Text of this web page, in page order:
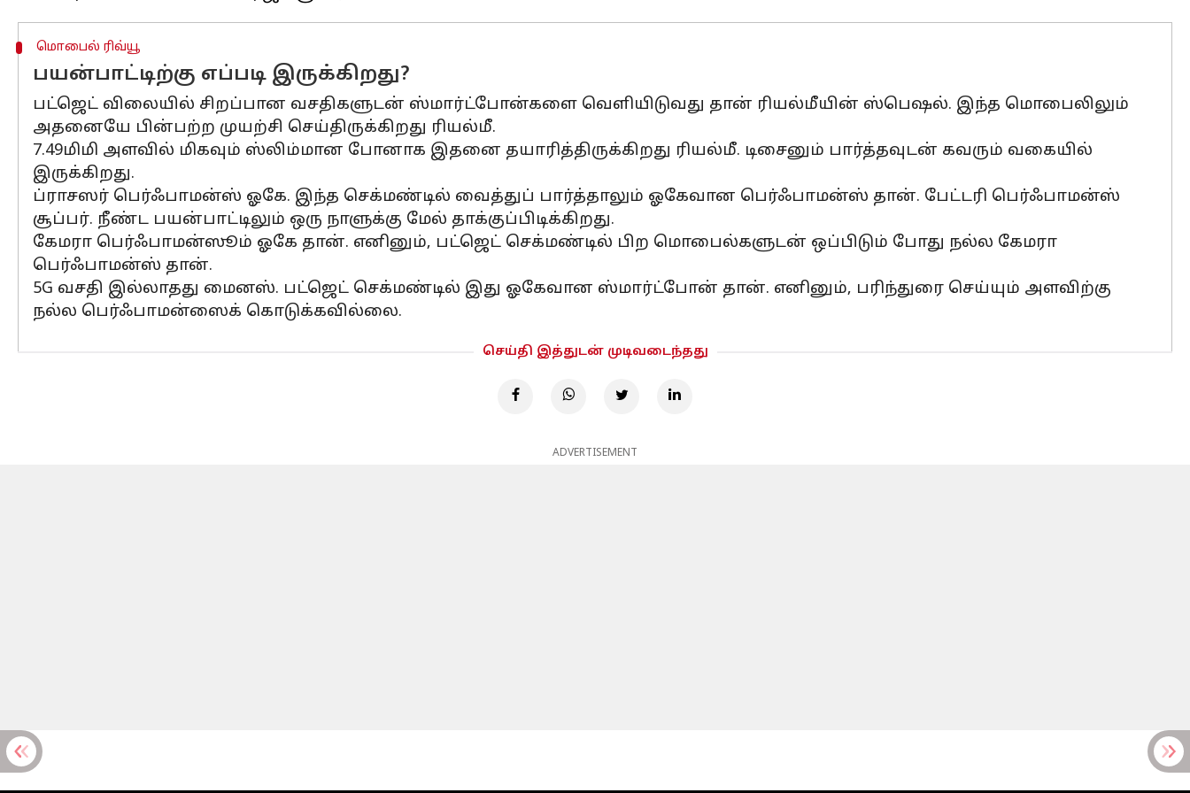
மொபைல் ரிவ்யூ
பயன்பாட்டிற்கு எப்படி இருக்கிறது?
பட்ஜெட் விலையில் சிறப்பான வசதிகளுடன் ஸ்மார்ட்போன்களை வெளியிடுவது தான் ரியல்மீயின் ஸ்பெஷல். இந்த மொபைலிலும்
அதனையே பின்பற்ற முயற்சி செய்திருக்கிறது ரியல்மீ.
7.49மிமி அளவில் மிகவும் ஸ்லிம்மான போனாக இதனை தயாரித்திருக்கிறது ரியல்மீ. டிசைனும் பார்த்தவுடன் கவரும் வகையில்
இருக்கிறது.
ப்ராசஸர் பெர்ஃபாமன்ஸ் ஓகே. இந்த செக்மண்டில் வைத்துப் பார்த்தாலும் ஓகேவான பெர்ஃபாமன்ஸ் தான். பேட்டரி பெர்ஃபாமன்ஸ்
சூப்பர். நீண்ட பயன்பாட்டிலும் ஒரு நாளுக்கு மேல் தாக்குப்பிடிக்கிறது.
கேமரா பெர்ஃபாமன்ஸூம் ஓகே தான். எனினும், பட்ஜெட் செக்மண்டில் பிற மொபைல்களுடன் ஒப்பிடும் போது நல்ல கேமரா
பெர்ஃபாமன்ஸ் தான்.
5G வசதி இல்லாதது மைனஸ். பட்ஜெட் செக்மண்டில் இது ஓகேவான ஸ்மார்ட்போன் தான். எனினும், பரிந்துரை செய்யும் அளவிற்கு
நல்ல பெர்ஃபாமன்ஸைக் கொடுக்கவில்லை.
செய்தி இத்துடன் முடிவடைந்தது
ADVERTISEMENT